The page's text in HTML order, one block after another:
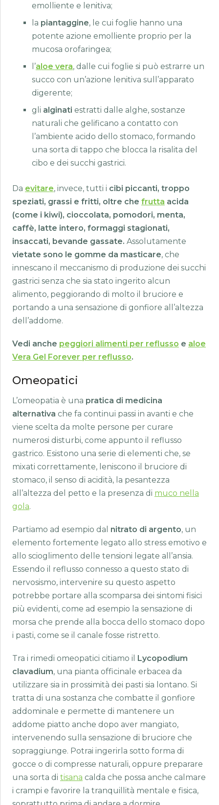
emolliente e lenitiva;
la piantaggine, le cui foglie hanno una
potente azione emolliente proprio per la
mucosa orofaringea;
l’aloe vera, dalle cui foglie si può estrarre un
succo con un’azione lenitiva sull’apparato
digerente;
gli alginati estratti dalle alghe, sostanze
naturali che gelificano a contatto con
l’ambiente acido dello stomaco, formando
una sorta di tappo che blocca la risalita del
cibo e dei succhi gastrici.
Da evitare, invece, tutti i cibi piccanti, troppo
speziati, grassi e fritti, oltre che frutta acida
(come i kiwi), cioccolata, pomodori, menta,
caffè, latte intero, formaggi stagionati,
insaccati, bevande gassate. Assolutamente
vietate sono le gomme da masticare, che
innescano il meccanismo di produzione dei succhi
gastrici senza che sia stato ingerito alcun
alimento, peggiorando di molto il bruciore e
portando a una sensazione di gonfiore all’altezza
dell’addome.
Vedi anche peggiori alimenti per reflusso e aloe
Vera Gel Forever per reflusso.
Omeopatici
L’omeopatia è una pratica di medicina
alternativa che fa continui passi in avanti e che
viene scelta da molte persone per curare
numerosi disturbi, come appunto il reflusso
gastrico. Esistono una serie di elementi che, se
mixati correttamente, leniscono il bruciore di
stomaco, il senso di acidità, la pesantezza
all’altezza del petto e la presenza di muco nella
gola.
Partiamo ad esempio dal nitrato di argento, un
elemento fortemente legato allo stress emotivo e
allo scioglimento delle tensioni legate all’ansia.
Essendo il reflusso connesso a questo stato di
nervosismo, intervenire su questo aspetto
potrebbe portare alla scomparsa dei sintomi fisici
più evidenti, come ad esempio la sensazione di
morsa che prende alla bocca dello stomaco dopo
i pasti, come se il canale fosse ristretto.
Tra i rimedi omeopatici citiamo il Lycopodium
clavadium, una pianta officinale erbacea da
utilizzare sia in prossimità dei pasti sia lontano. Si
tratta di una sostanza che combatte il gonfiore
addominale e permette di mantenere un
addome piatto anche dopo aver mangiato,
intervenendo sulla sensazione di bruciore che
sopraggiunge. Potrai ingerirla sotto forma di
gocce o di compresse naturali, oppure preparare
una sorta di tisana calda che possa anche calmare
i crampi e favorire la tranquillità mentale e fisica,